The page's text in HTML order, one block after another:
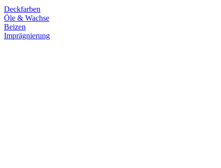
Deckfarben
Öle & Wachse
Beizen
Imprägnierung